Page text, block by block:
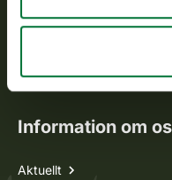
Jaktkort
Ansökan om licenser och
Information om
Aktuellt